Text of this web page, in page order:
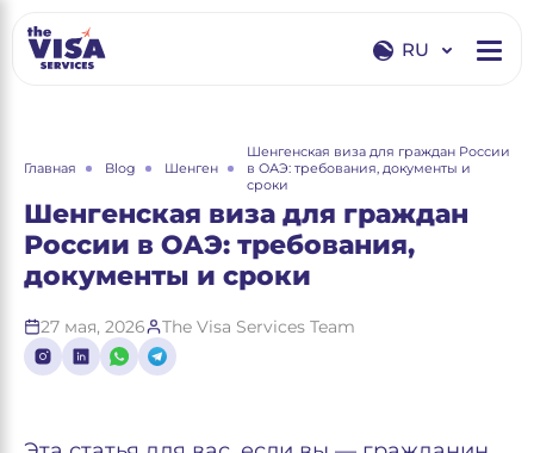
RU
RU
Главная Blog Шенген
Шенгенская виза для граждан России
в ОАЭ: требования, документы и
сроки
Шенгенская виза для граждан
России в ОАЭ: требования,
документы и сроки
27 мая, 2026 The Visa Services Team